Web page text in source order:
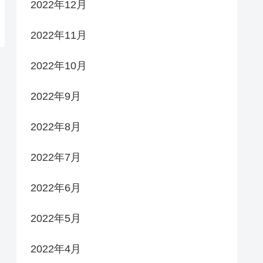
2022年12月
2022年11月
2022年10月
2022年9月
2022年8月
2022年7月
2022年6月
2022年5月
2022年4月